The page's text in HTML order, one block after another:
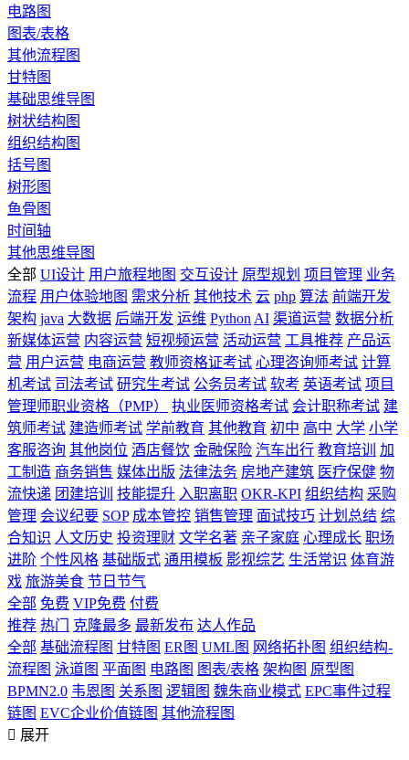
电路图
图表/表格
其他流程图
甘特图
基础思维导图
树状结构图
组织结构图
括号图
树形图
鱼骨图
时间轴
其他思维导图
全部 UI设计 用户旅程地图 交互设计 原型规划 项目管理 业务
流程 用户体验地图 需求分析 其他技术 云 php 算法 前端开发
架构 java 大数据 后端开发 运维 Python AI 渠道运营 数据分析
新媒体运营 内容运营 短视频运营 活动运营 工具推荐 产品运
营 用户运营 电商运营 教师资格证考试 心理咨询师考试 计算
机考试 司法考试 研究生考试 公务员考试 软考 英语考试 项目
管理师职业资格（PMP）
执业医师资格考试 会计职称考试 建
筑师考试 建造师考试 学前教育 其他教育 初中 高中 大学 小学
客服咨询 其他岗位 酒店餐饮 金融保险 汽车出行 教育培训
加
工制造 商务销售 媒体出版 法律法务 房地产建筑 医疗保健 物
流快递 团建培训 技能提升 入职离职 OKR-KPI 组织结构 采购
管理 会议纪要 SOP 成本管控 销售管理 面试技巧 计划总结 综
合知识 人文历史 投资理财 文学名著 亲子家庭 心理成长 职场
进阶 个性风格 基础版式 通用模板 影视综艺 生活常识 体育游
戏 旅游美食 节日节气
全部 免费 VIP免费 付费
推荐 热门 克隆最多 最新发布 达人作品
全部 基础流程图 甘特图 ER图 UML图 网络拓扑图 组织结构-
流程图 泳道图 平面图 电路图 图表/表格 架构图 原型图
BPMN2.0 韦恩图 关系图 逻辑图 魏朱商业模式 EPC事件过程
链图 EVC企业价值链图 其他流程图
 展开